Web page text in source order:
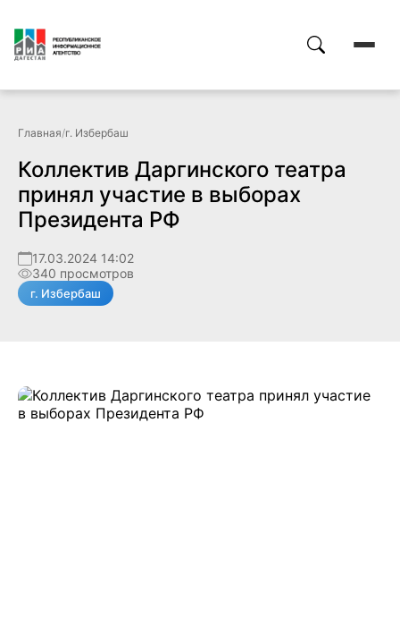
Главная/г. Избербаш
Коллектив Даргинского театра
принял участие в выборах
Президента РФ
17.03.2024 14:02
340 просмотров
г. Избербаш